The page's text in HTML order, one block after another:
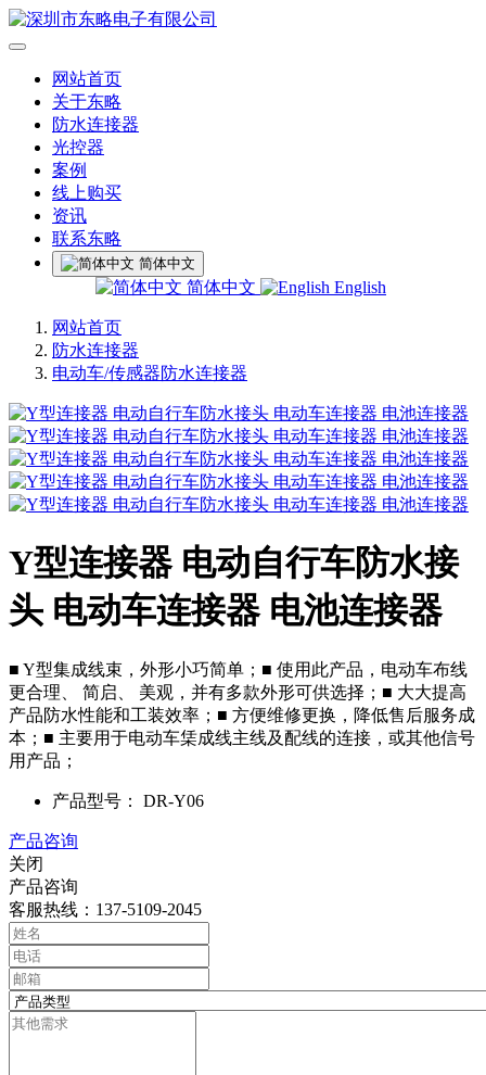
网站首页
关于东略
防水连接器
光控器
案例
线上购买
资讯
联系东略
简体中文
简体中文 English
网站首页
防水连接器
电动车/传感器防水连接器
Y型连接器 电动自行车防水接
头 电动车连接器 电池连接器
■ Y型集成线束，外形小巧简单；■ 使用此产品，电动车布线
更合理、 简启、 美观，并有多款外形可供选择；■ 大大提高
产品防水性能和工装效率；■ 方便维修更换，降低售后服务成
本；■ 主要用于电动车栠成线主线及配线的连接，或其他信号
用产品；
产品型号： DR-Y06
产品咨询
关闭
产品咨询
客服热线：137-5109-2045